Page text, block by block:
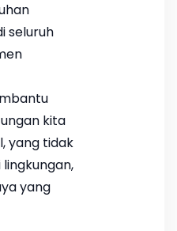
seluruh
kita
yang tidak
yang